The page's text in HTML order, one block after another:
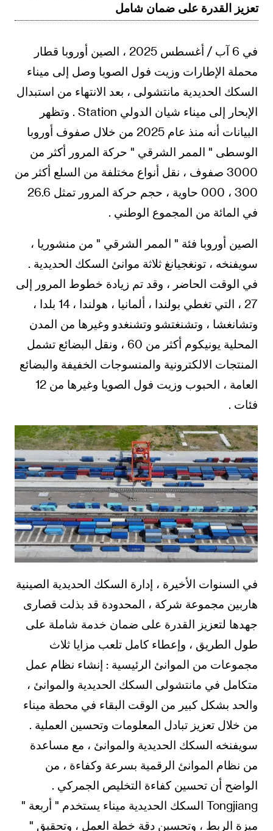
تعزيز القدرة على ضمان شامل
في 6 آب / أغسطس 2025 ، الصين أوروبا قطار
محملة الإطارات وزيت فول الصويا وصل إلى ميناء
السكك الحديدية مانتشولى ، بعد الانتهاء من استبدال
الإبحار إلى ميناء شيان الدولي Station . وتظهر
البيانات أنه منذ عام 2025 من خلال صفوف أوروبا
الوسطى " الممر الشرقي " حركة المرور أكثر من
3000 صفوف ، نقل أنواع مختلفة من السلع أكثر من
300 ، 000 حاوية ، حجم حركة المرور تمثل 26.6
في المائة من المجموع الوطني .
الصين أوروبا فئة " الممر الشرقي " من منشوريا ،
سويفنخه ، تونغجيانغ ثلاثة موانئ السكك الحديدية .
في الوقت الحاضر ، وقد تم زيادة خطوط المرور إلى
27 ، التي تغطي بولندا ، ألمانيا ، هولندا ، 14 بلدا ،
وتشانغشا ، وتشنغتشو وتشنغدو وغيرها من المدن
المحلية يونيكوم أكثر من 60 ، ونقل البضائع تشمل
المنتجات الالكترونية والمنسوجات الخفيفة والبضائع
العامة ، الحبوب وزيت فول الصويا وغيرها من 12
فئات .
في السنوات الأخيرة ، إدارة السكك الحديدية الصينية
هاربين مجموعة شركة ، المحدودة قد بذلت قصارى
جهدها لتعزيز القدرة على ضمان خدمة شاملة على
طول الطريق ، وإعطاء كامل تلعب مزايا ثلاث
مجموعات من الموانئ الرئيسية : إنشاء نظام عمل
متكامل في مانتشولى السكك الحديدية والموانئ ،
والحد بشكل كبير من الوقت البقاء في محطة ميناء
من خلال تعزيز تبادل المعلومات وتحسين العملية .
سويفنخه السكك الحديدية والموانئ ، مع مساعدة
من نظام الموانئ الرقمية بسرعة وكفاءة ، من
الواضح أن تحسين كفاءة التخليص الجمركي .
Tongjiang السكك الحديدية ميناء يستخدم " أربعة "
ميزة الربط ، وتحسين دقة خطة العمل ، وتحقيق "